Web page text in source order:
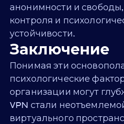
анонимности и
контроля и
устойчивости.
Заключение
Понимая эти
психологические
организации могут
VPN стали
виртуального